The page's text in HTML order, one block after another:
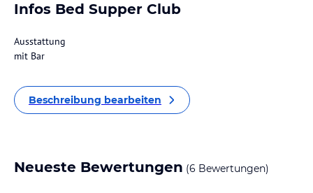
Infos Bed Supper Club
Ausstattung
mit Bar
Beschreibung bearbeiten
Neueste Bewertungen (6 Bewertungen)